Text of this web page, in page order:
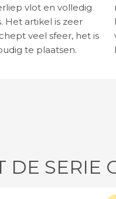
vlot en volledig
Het artikel is zeer
veel sfeer, het is
te plaatsen.
DE SERIE